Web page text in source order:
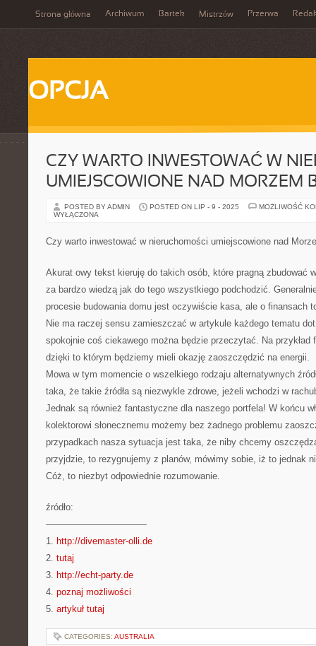
Strona główna Archiwum Bartek Mistrzów Przerwa
OPCJA
CZY WARTO INWESTOWAĆ W
UMIEJSCOWIONE NAD MORZEM
POSTED BY ADMIN POSTED ON LIP - 9 - 2025
MOŻLIWOŚĆ
WYŁĄCZONA
Czy warto inwestować w nieruchomości umiejscowione nad
Akurat owy tekst kieruję do takich osób, które pragną zbudować
za bardzo wiedzą jak do tego wszystkiego podchodzić.
procesie budowania domu jest oczywiście kasa, ale o finansach
Nie ma raczej sensu zamieszczać w artykule każdego tematu
spokojnie coś ciekawego można będzie przeczytać. Na
dzięki to którym będziemy mieli okazję zaoszczędzić na energii.
Mowa w tym momencie o wszelkiego rodzaju alternatywnych
taka, że takie źródła są niezwykle zdrowe, jeżeli wchodzi w
Jednak są również fantastyczne dla naszego portfela! W końcu
kolektorowi słonecznemu możemy bez żadnego problemu
przypadkach nasza sytuacja jest taka, że niby chcemy
przyjdzie, to rezygnujemy z planów, mówimy sobie, iż to jednak
Cóż, to niezbyt odpowiednie rozumowanie.
źródło:
———————————
1. http://divemaster-olli.de
2. tutaj
3. http://echt-party.de
4. poznaj możliwości
5. artykuł tutaj
CATEGORIES: AUSTRALIA